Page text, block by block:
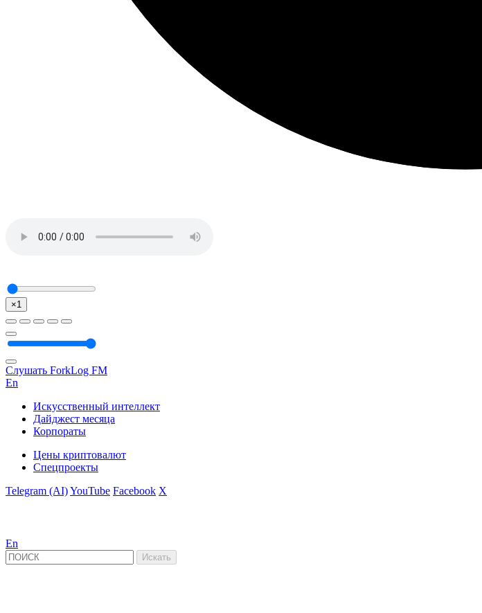
×1
Слушать ForkLog FM
En
Искусственный интеллект
Дайджест месяца
Корпораты
Цены криптовалют
Спецпроекты
Telegram (AI)YouTube Facebook X
En